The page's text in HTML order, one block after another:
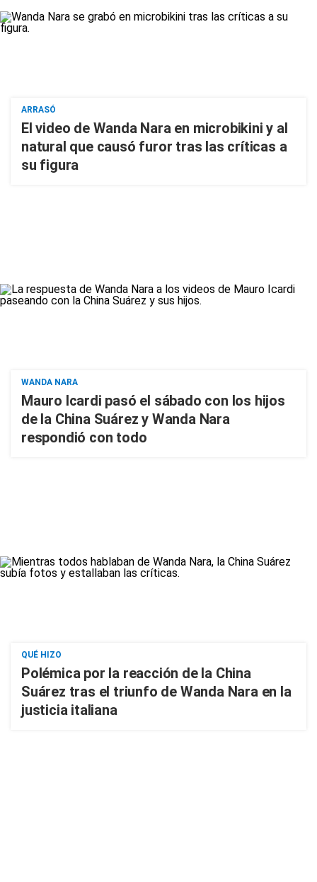
ARRASÓ
El video de Wanda Nara en microbikini y al
natural que causó furor tras las críticas a
su figura
WANDA NARA
Mauro Icardi pasó el sábado con los hijos
de la China Suárez y Wanda Nara
respondió con todo
QUÉ HIZO
Polémica por la reacción de la China
Suárez tras el triunfo de Wanda Nara en la
justicia italiana